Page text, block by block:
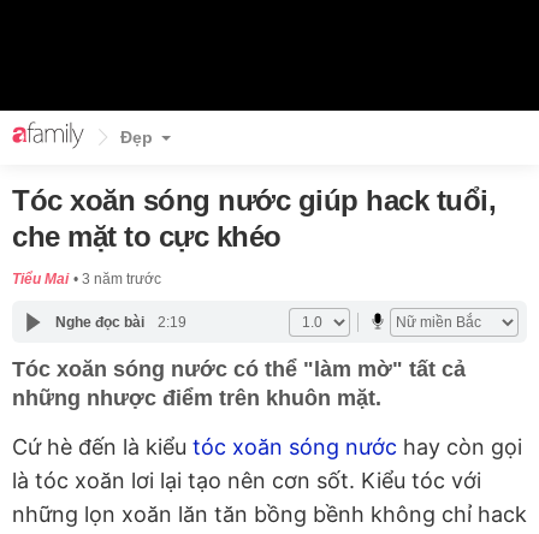
Đẹp
Tóc xoăn sóng nước giúp hack tuổi,
che mặt to cực khéo
Tiểu Mai 3 năm trước
Nghe đọc bài 2:19
Tóc xoăn sóng nước có thể "làm mờ" tất cả
những nhược điểm trên khuôn mặt.
Cứ hè đến là kiểu tóc xoăn sóng nước hay còn gọi
là tóc xoăn lơi lại tạo nên cơn sốt. Kiểu tóc với
những lọn xoăn lăn tăn bồng bềnh không chỉ hack